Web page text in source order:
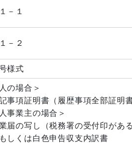
－１
－２
様式
の場合＞
事項証明書（履歴事項全部証明書
事業主の場合＞
業届の写し（税務署の受付印があ
しくは白色申告収支内訳書